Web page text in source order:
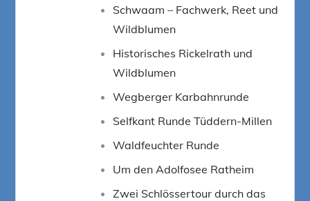
Schwaam – Fachwerk, Reet und
Wildblumen
Historisches Rickelrath und
Wildblumen
Wegberger Karbahnrunde
Selfkant Runde Tüddern-Millen
Waldfeuchter Runde
Um den Adolfosee Ratheim
Zwei Schlössertour durch das